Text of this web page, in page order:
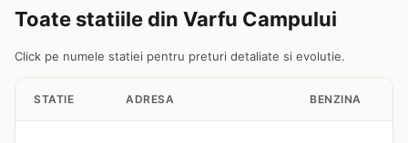
Toate statiile din Varfu Campului
Click pe numele statiei pentru preturi detaliate si evolutie.
STATIE ADRESA BENZINA